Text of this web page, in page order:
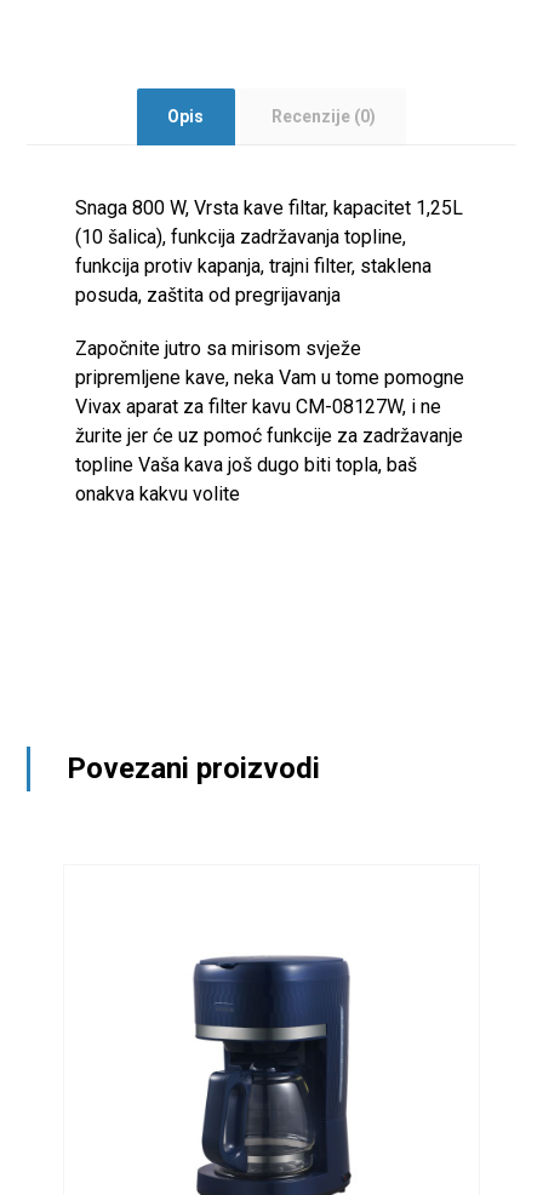
Opis Recenzije (0)
Snaga 800 W, Vrsta kave filtar, kapacitet 1,25L
(10 šalica), funkcija zadržavanja topline,
funkcija protiv kapanja, trajni filter, staklena
posuda, zaštita od pregrijavanja
Započnite jutro sa mirisom svježe
pripremljene kave, neka Vam u tome pomogne
Vivax aparat za filter kavu CM-08127W, i ne
žurite jer će uz pomoć funkcije za zadržavanje
topline Vaša kava još dugo biti topla, baš
onakva kakvu volite
Povezani proizvodi